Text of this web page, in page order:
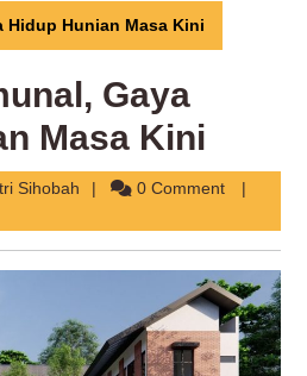
Hidup Hunian Masa Kini
Gaya
Masa Kini
Sihobah Putri
0 Comment